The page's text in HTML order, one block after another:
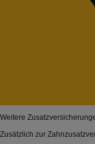
Weitere
Zusätzlich zur